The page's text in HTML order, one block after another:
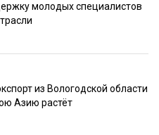
молодых специалистов
из Вологодской области
Азию растёт